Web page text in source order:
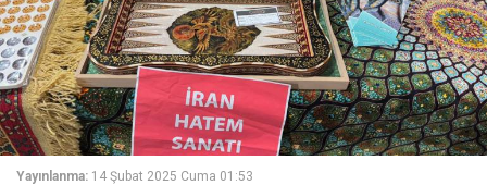
Yayınlanma: 14 Şubat 2025 Cuma 01:53